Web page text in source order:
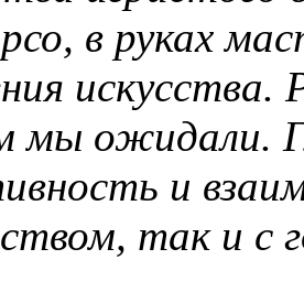
в руках
мы ожидали.
и
так и с